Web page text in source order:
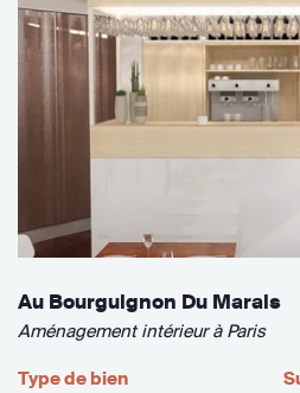
Au Bourguignon Du Marais
Aménagement intérieur à Paris
Type de bien